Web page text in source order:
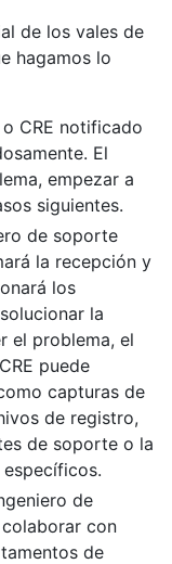
de los vales de
hagamos lo
CRE notificado
El
empezar a
siguientes.
de soporte
la recepción y
los
la
el problema, el
puede
capturas de
de registro,
de soporte o la
de
con
de